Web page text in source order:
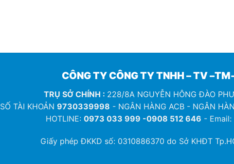
CÔNG TY CÔNG TY TNHH – TV
TRỤ SỞ CHÍNH : 228/8A NGUYỄN HÔNG ĐÀO
SỐ TÀI KHOẢN 9730339998 - NGÂN HÀNG ACB - NGÂN
HOTLINE: 0973 033 999 -0908 512 646 - Email:
Giấy phép ĐKKD số: 0310886370 do Sở KHĐT